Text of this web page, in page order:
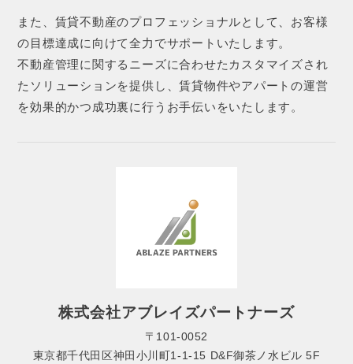
また、賃貸不動産のプロフェッショナルとして、お客様
の目標達成に向けて全力でサポートいたします。
不動産管理に関するニーズに合わせたカスタマイズされ
たソリューションを提供し、賃貸物件やアパートの運営
を効果的かつ成功裏に行うお手伝いをいたします。
株式会社アブレイズパートナーズ
〒101-0052
東京都千代田区神田小川町1-1-15 D&F御茶ノ水ビル 5F